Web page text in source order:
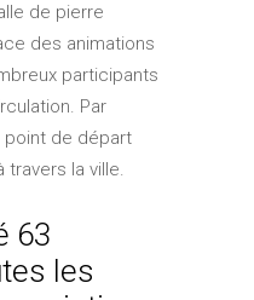
de pierre
des animations
participants
Par
point de départ
travers la ville.
63
les